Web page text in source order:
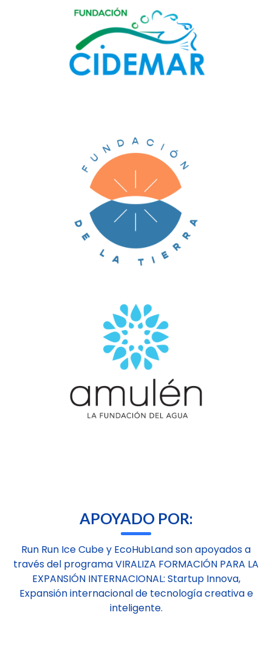
APOYADO POR:
Run Run Ice Cube y EcoHubLand son apoyados a
través del programa VIRALIZA FORMACIÓN PARA LA
EXPANSIÓN INTERNACIONAL: Startup Innova,
Expansión internacional de tecnología creativa e
inteligente.